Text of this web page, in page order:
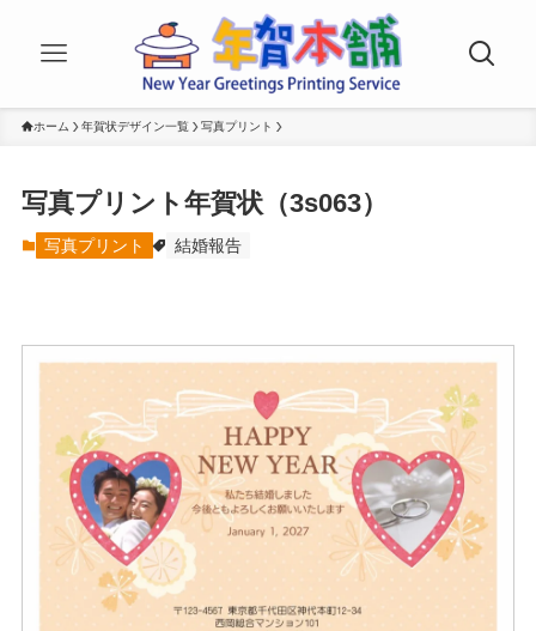
ホーム 年賀状デザイン一覧 写真プリント
写真プリント年賀状（3s063）
写真プリント 結婚報告